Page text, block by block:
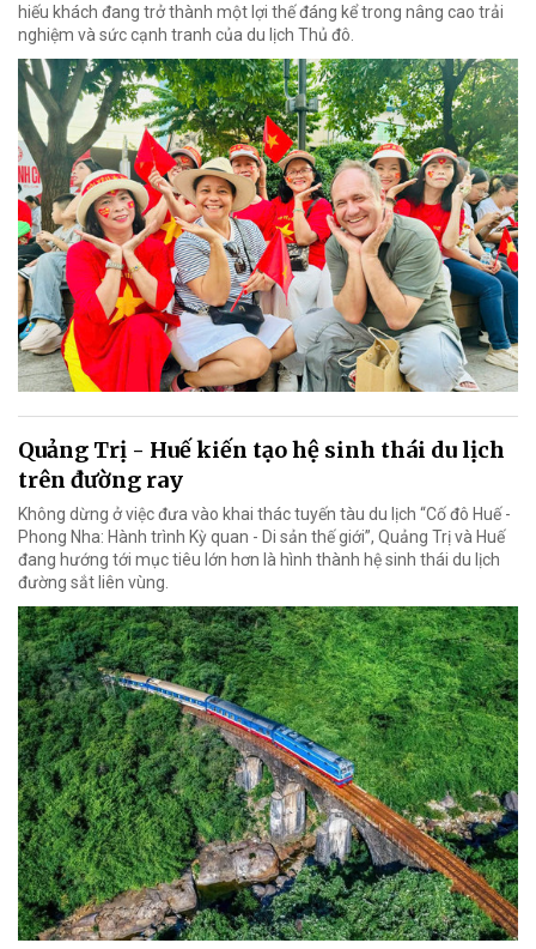
hiếu khách đang trở thành một lợi thế đáng kể trong nâng cao trải
nghiệm và sức cạnh tranh của du lịch Thủ đô.
Quảng Trị - Huế kiến tạo hệ sinh thái du lịch
trên đường ray
Không dừng ở việc đưa vào khai thác tuyến tàu du lịch “Cố đô Huế -
Phong Nha: Hành trình Kỳ quan - Di sản thế giới”, Quảng Trị và Huế
đang hướng tới mục tiêu lớn hơn là hình thành hệ sinh thái du lịch
đường sắt liên vùng.